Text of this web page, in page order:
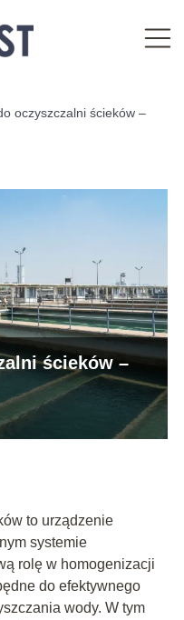
oczyszczalni ścieków –
ścieków –
to urządzenie
systemie
rolę w homogenizacji
do efektywnego
wody. W tym